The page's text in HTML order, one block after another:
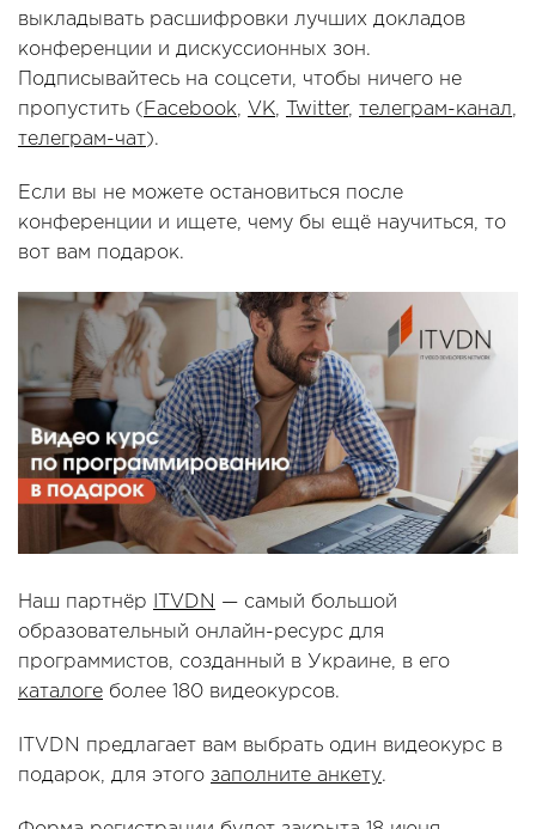
выкладывать расшифровки лучших докладов
конференции и дискуссионных зон.
Подписывайтесь на соцсети, чтобы ничего не
пропустить ( Facebook, VK, Twitter, телеграм-канал,
телеграм-чат).
Если вы не можете остановиться после
конференции и ищете, чему бы ещё научиться, то
вот вам подарок.
Наш партнёр ITVDN — самый большой
образовательный онлайн-ресурс для
программистов, созданный в Украине, в его
каталоге более 180 видеокурсов.
ITVDN предлагает вам выбрать один видеокурс в
подарок, для этого заполните анкету.